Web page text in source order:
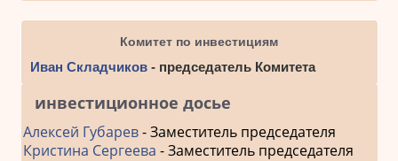
Комитет по инвестициям
Иван Складчиков- председатель Комитета
инвестиционное досье
Алексей Губарев- Заместитель председателя
Кристина Сергеева - Заместитель председателя